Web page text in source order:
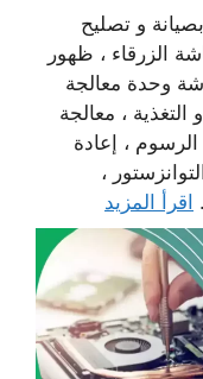
و تصليح
الزرقاء ، ظهور
وحدة معالجة
، معالجة
، إعادة
،
اقرأ المزيد